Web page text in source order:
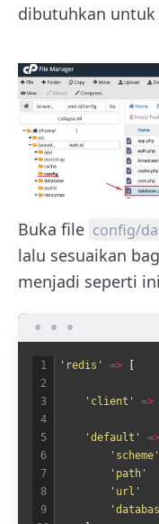
dibutuhkan untuk
Buka file config/
lalu sesuaikan
menjadi seperti
1
2
3
4
5
6
7
8
9
'redis' => [
'client' =>
'default' =>
'scheme'
'path'
'url'